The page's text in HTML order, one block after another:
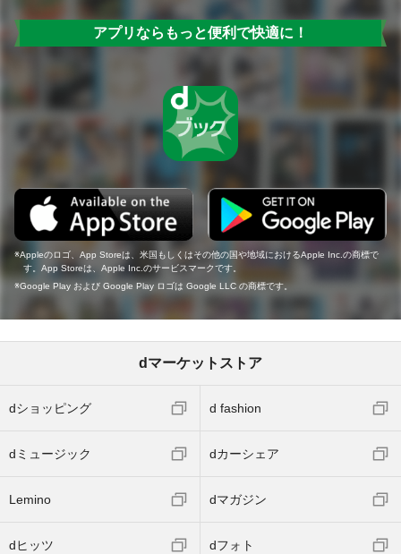
アプリならもっと便利で快適に！
Appleのロゴ、App Storeは、米国もしくはその他の国や地域におけるApple Inc.の商標で
す。App Storeは、Apple Inc.のサービスマークです。
Google Play および Google Play ロゴは Google LLC の商標です。
dマーケットストア
dショッピング d fashion
dミュージック dカーシェア
Lemino dマガジン
dヒッツ dフォト